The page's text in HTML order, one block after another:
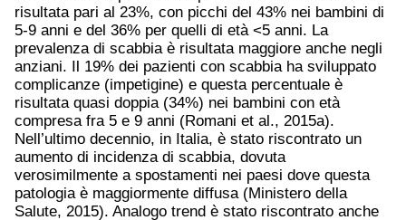
risultata pari al 23%, con picchi del 43% nei bambini di
5-9 anni e del 36% per quelli di età <5 anni. La
prevalenza di scabbia è risultata maggiore anche negli
anziani. Il 19% dei pazienti con scabbia ha sviluppato
complicanze (impetigine) e questa percentuale è
risultata quasi doppia (34%) nei bambini con età
compresa fra 5 e 9 anni (Romani et al., 2015a).
Nell’ultimo decennio, in Italia, è stato riscontrato un
aumento di incidenza di scabbia, dovuta
verosimilmente a spostamenti nei paesi dove questa
patologia è maggiormente diffusa (Ministero della
Salute, 2015). Analogo trend è stato riscontrato anche